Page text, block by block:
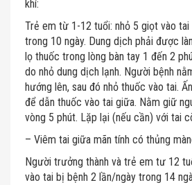
khí:
Trẻ em từ 1-12 tuổi: nhỏ 5 giọt vào
trong 10 ngày. Dung dịch phải được
lọ thuốc trong lòng bàn tay 1 đến 2
do nhỏ dung dịch lạnh. Người bệnh
hướng lên, sau đó nhỏ thuốc vào tai.
để dẫn thuốc vào tai giữa. Nằm giữ
vòng 5 phút. Lặp lại (nếu cần) với tai
– Viêm tai giữa mãn tính có thủng
Người trưởng thành và trẻ em tư 12
vào tai bị bệnh 2 lần/ngày trong 14